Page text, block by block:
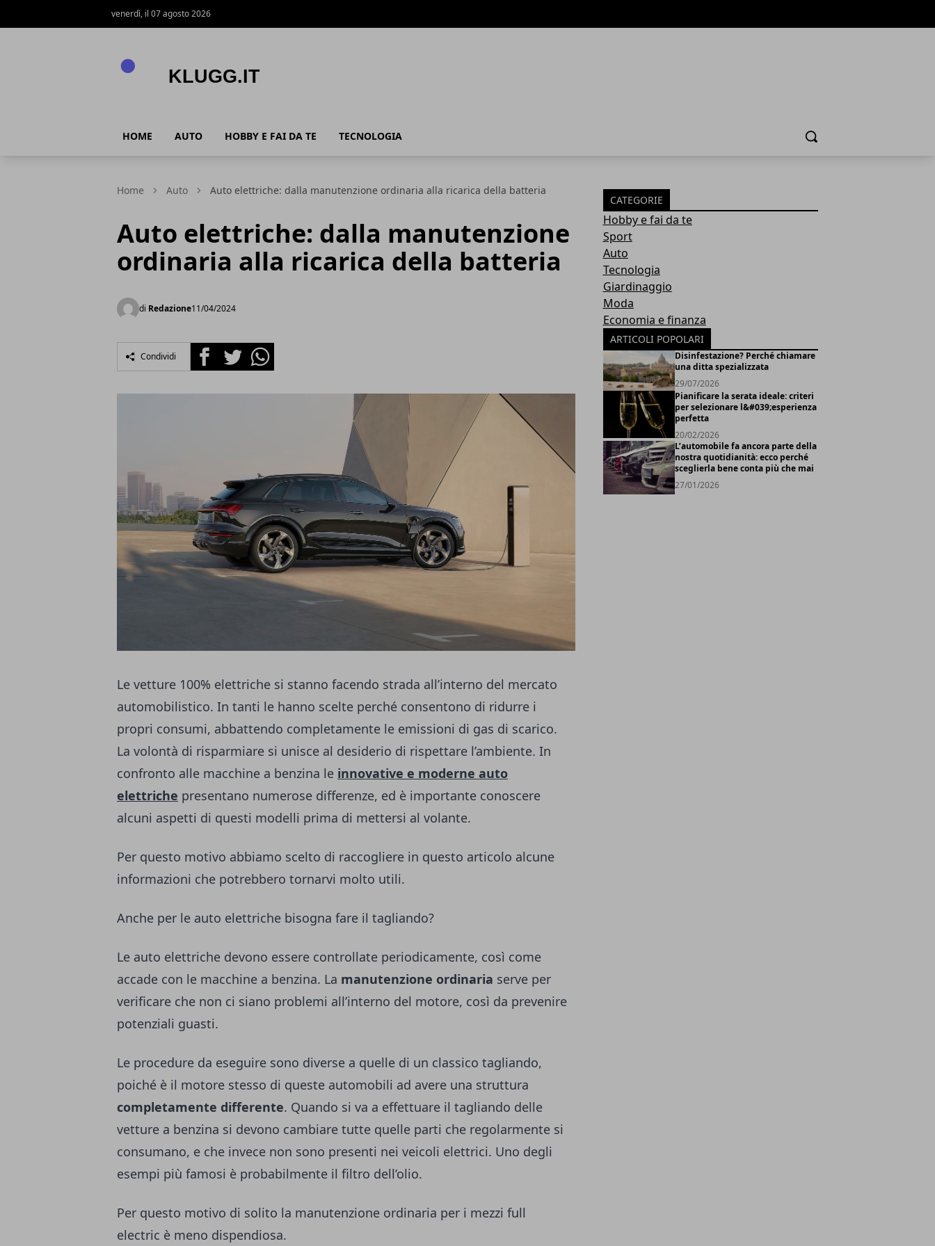
venerdì, il 07 agosto 2026
HOME AUTO HOBBY E FAI DA TE TECNOLOGIA Cerca
Home Auto Auto elettriche: dalla manutenzione ordinaria alla ricarica della batteria
Auto elettriche: dalla manutenzione
ordinaria alla ricarica della batteria
di Redazione11/04/2024
Condividi FacebookTwitterWhatsapp
Le vetture 100% elettriche si stanno facendo strada all’interno del mercato
automobilistico. In tanti le hanno scelte perché consentono di ridurre i
propri consumi, abbattendo completamente le emissioni di gas di scarico.
La volontà di risparmiare si unisce al desiderio di rispettare l’ambiente. In
confronto alle macchine a benzina le innovative e moderne auto
elettriche presentano numerose differenze, ed è importante conoscere
alcuni aspetti di questi modelli prima di mettersi al volante.
Per questo motivo abbiamo scelto di raccogliere in questo articolo alcune
informazioni che potrebbero tornarvi molto utili.
Anche per le auto elettriche bisogna fare il tagliando?
Le auto elettriche devono essere controllate periodicamente, così come
accade con le macchine a benzina. La manutenzione ordinaria serve per
verificare che non ci siano problemi all’interno del motore, così da prevenire
potenziali guasti.
Le procedure da eseguire sono diverse a quelle di un classico tagliando,
poiché è il motore stesso di queste automobili ad avere una struttura
completamente differente. Quando si va a effettuare il tagliando delle
vetture a benzina si devono cambiare tutte quelle parti che regolarmente si
consumano, e che invece non sono presenti nei veicoli elettrici. Uno degli
esempi più famosi è probabilmente il filtro dell’olio.
Per questo motivo di solito la manutenzione ordinaria per i mezzi full
electric è meno dispendiosa.
CATEGORIE
Hobby e fai da te
Sport
Auto
Tecnologia
Giardinaggio
Moda
Economia e finanza
ARTICOLI POPOLARI
Disinfestazione? Perché chiamare
una ditta spezializzata
29/07/2026
Pianificare la serata ideale: criteri
per selezionare l&#039;esperienza
perfetta
20/02/2026
L’automobile fa ancora parte della
nostra quotidianità: ecco perché
sceglierla bene conta più che mai
27/01/2026